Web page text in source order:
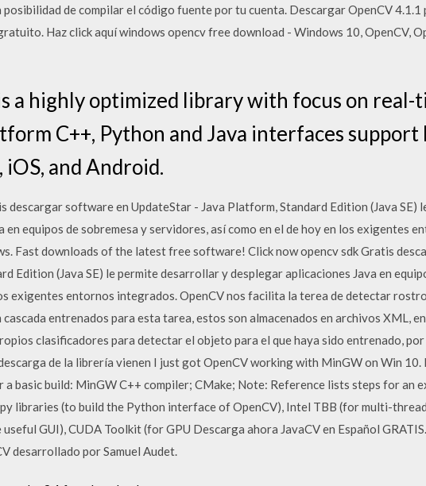
posibilidad de compilar el código fuente por tu cuenta. Descargar OpenCV
Haz click aquí windows opencv free download - Windows 10, OpenCV,
a highly optimized library with focus on real-
C++, Python and Java interfaces support
and Android.
descargar software en UpdateStar - Java Platform, Standard Edition (Java SE)
en equipos de sobremesa y servidores, así como en el de hoy en los exigentes
Fast downloads of the latest free software! Click now opencv sdk Gratis
Edition (Java SE) le permite desarrollar y desplegar aplicaciones Java en
exigentes entornos integrados. OpenCV nos facilita la terea de detectar
entrenados para esta tarea, estos son almacenados en archivos XML,
clasificadores para detectar el objeto para el que haya sido entrenado, por
de la librería vienen I just got OpenCV working with MinGW on Win 10.
basic build: MinGW C++ compiler; CMake; Note: Reference lists steps for an
libraries (to build the Python interface of OpenCV), Intel TBB (for multi-
GUI), CUDA Toolkit (for GPU Descarga ahora JavaCV en Español
desarrollado por Samuel Audet.